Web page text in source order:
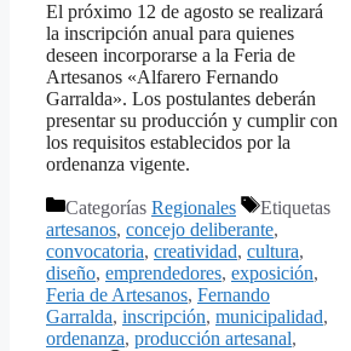
El próximo 12 de agosto se realizará
la inscripción anual para quienes
deseen incorporarse a la Feria de
Artesanos «Alfarero Fernando
Garralda». Los postulantes deberán
presentar su producción y cumplir con
los requisitos establecidos por la
ordenanza vigente.
Categorías Regionales
Etiquetas
artesanos, concejo deliberante,
convocatoria, creatividad, cultura,
diseño, emprendedores, exposición,
Feria de Artesanos, Fernando
Garralda, inscripción, municipalidad,
ordenanza, producción artesanal,